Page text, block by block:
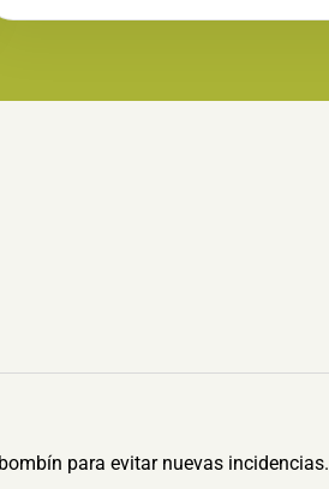
para evitar nuevas incidencias.